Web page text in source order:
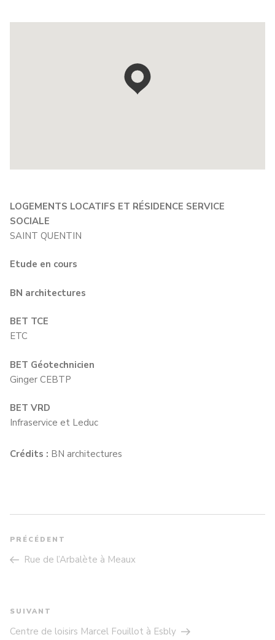
LOGEMENTS LOCATIFS ET RÉSIDENCE SERVICE
SOCIALE
SAINT QUENTIN
Etude en cours
BN architectures
BET TCE
ETC
BET Géotechnicien
Ginger CEBTP
BET VRD
Infraservice et Leduc
Crédits : BN architectures
DE
Article
précédent
PRÉCÉDENT
Rue de l’Arbalète à Meaux
Article
suivant
SUIVANT
Centre de loisirs Marcel Fouillot à Esbly